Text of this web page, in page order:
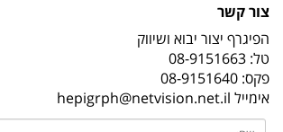
צור קשר
הפיגרף יצור יבוא ושיווק
טל: 08-9151663
פקס: 08-9151640
אימייל hepigrph@netvision.net.il